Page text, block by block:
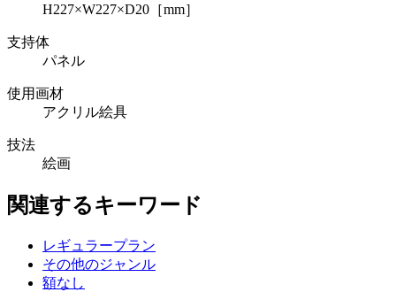
H227×W227×D20［mm］
支持体
パネル
使用画材
アクリル絵具
技法
絵画
関連するキーワード
レギュラープラン
その他のジャンル
額なし